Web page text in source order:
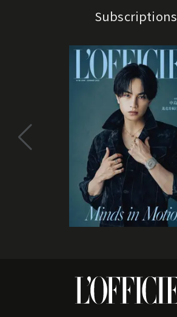
Subscriptions